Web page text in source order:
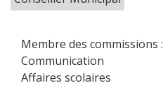
Membre des commissions :
Communication
Affaires scolaires